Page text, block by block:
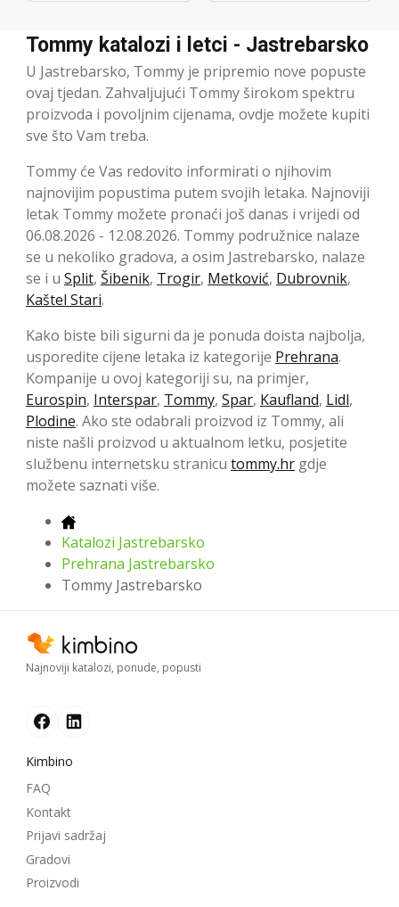
Tommy katalozi i letci - Jastrebarsko
U Jastrebarsko, Tommy je pripremio nove popuste
ovaj tjedan. Zahvaljujući Tommy širokom spektru
proizvoda i povoljnim cijenama, ovdje možete kupiti
sve što Vam treba.
Tommy će Vas redovito informirati o njihovim
najnovijim popustima putem svojih letaka. Najnoviji
letak Tommy možete pronaći još danas i vrijedi od
06.08.2026 - 12.08.2026. Tommy podružnice nalaze
se u nekoliko gradova, a osim Jastrebarsko, nalaze
se i u Split, Šibenik, Trogir, Metković, Dubrovnik,
Kaštel Stari.
Kako biste bili sigurni da je ponuda doista najbolja,
usporedite cijene letaka iz kategorije Prehrana.
Kompanije u ovoj kategoriji su, na primjer,
Eurospin, Interspar, Tommy, Spar, Kaufland, Lidl,
Plodine. Ako ste odabrali proizvod iz Tommy, ali
niste našli proizvod u aktualnom letku, posjetite
službenu internetsku stranicu tommy.hr gdje
možete saznati više.
Katalozi Jastrebarsko
Prehrana Jastrebarsko
Tommy Jastrebarsko
Najnoviji katalozi, ponude, popusti
Kimbino
FAQ
Kontakt
Prijavi sadržaj
Gradovi
Proizvodi